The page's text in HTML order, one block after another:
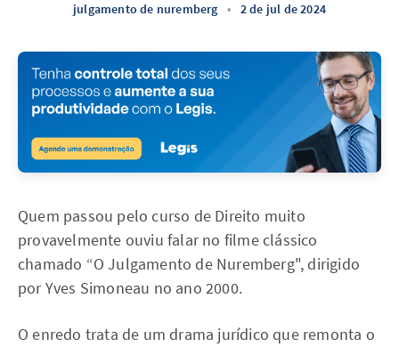
julgamento de nuremberg • 2 de jul de 2024
Quem passou pelo curso de Direito muito
provavelmente ouviu falar no filme clássico
chamado “O Julgamento de Nuremberg", dirigido
por Yves Simoneau no ano 2000.
O enredo trata de um drama jurídico que remonta o